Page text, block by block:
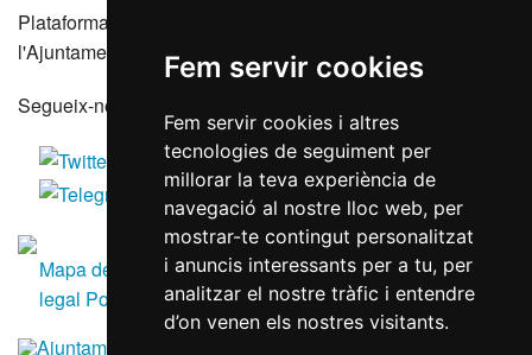
Fem servir cookies
Fem servir cookies i altres
tecnologies de seguiment per
millorar la teva experiència de
navegació al nostre lloc web, per
mostrar-te contingut personalitzat
i anuncis interessants per a tu, per
analitzar el nostre tràfic i entendre
d’on venen els nostres visitants.
Plataforma que agrupa els portals de transparència de
l'Ajuntament de Reus i les seves entitats dependents
Segueix-nos a les xarxes socials
Mapa del lloc AccessibilitatPolítica de galetesAvís
legal Política de privacitatRGPD